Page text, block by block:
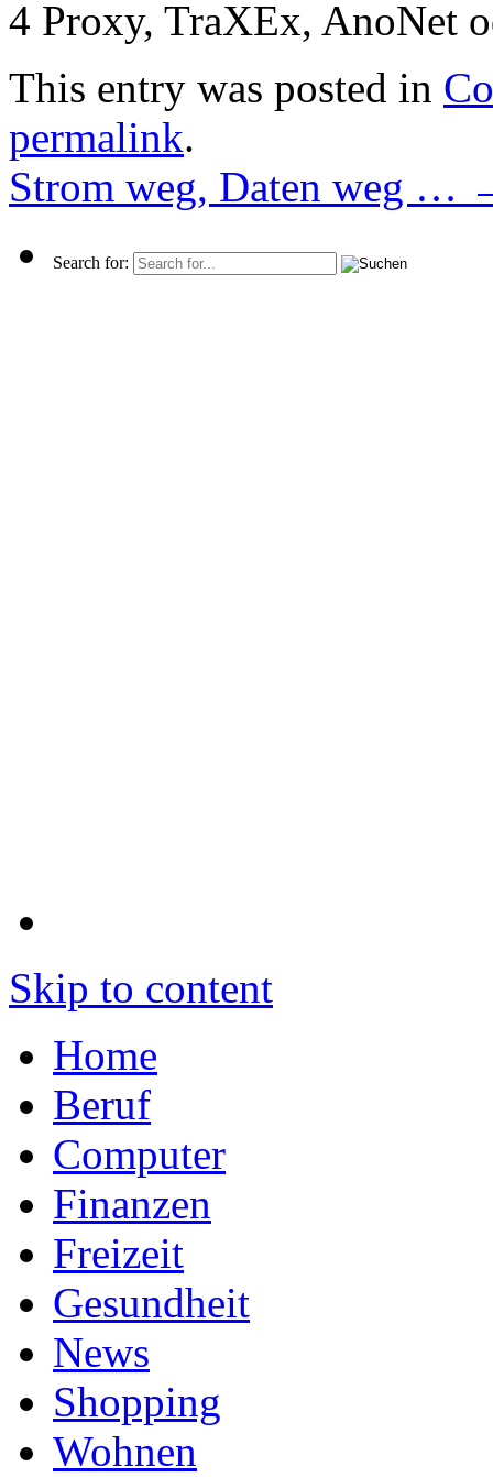
4 Proxy, TraXEx, AnoNet
This entry was posted in
permalink.
Strom weg, Daten weg …
Search for:
Skip to content
Home
Beruf
Computer
Finanzen
Freizeit
Gesundheit
News
Shopping
Wohnen